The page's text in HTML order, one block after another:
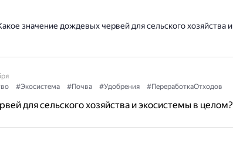
значение дождевых червей для сельского хозяйства и
#Экосистема #Почва #Удобрения #ПереработкаОтходов
для сельского хозяйства и экосистемы в целом?